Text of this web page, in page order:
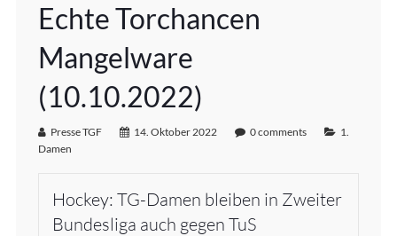
Echte Torchancen
Mangelware
(10.10.2022)
Presse TGF 14. Oktober 2022 0 comments
1.
Damen
Hockey: TG-Damen bleiben in Zweiter
Bundesliga auch gegen TuS